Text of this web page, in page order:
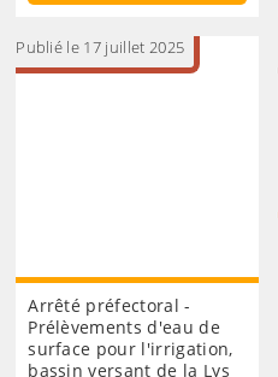
Publié le 17 juillet 2025
Arrêté préfectoral -
Prélèvements d'eau de
surface pour l'irrigation,
bassin versant de la Lys